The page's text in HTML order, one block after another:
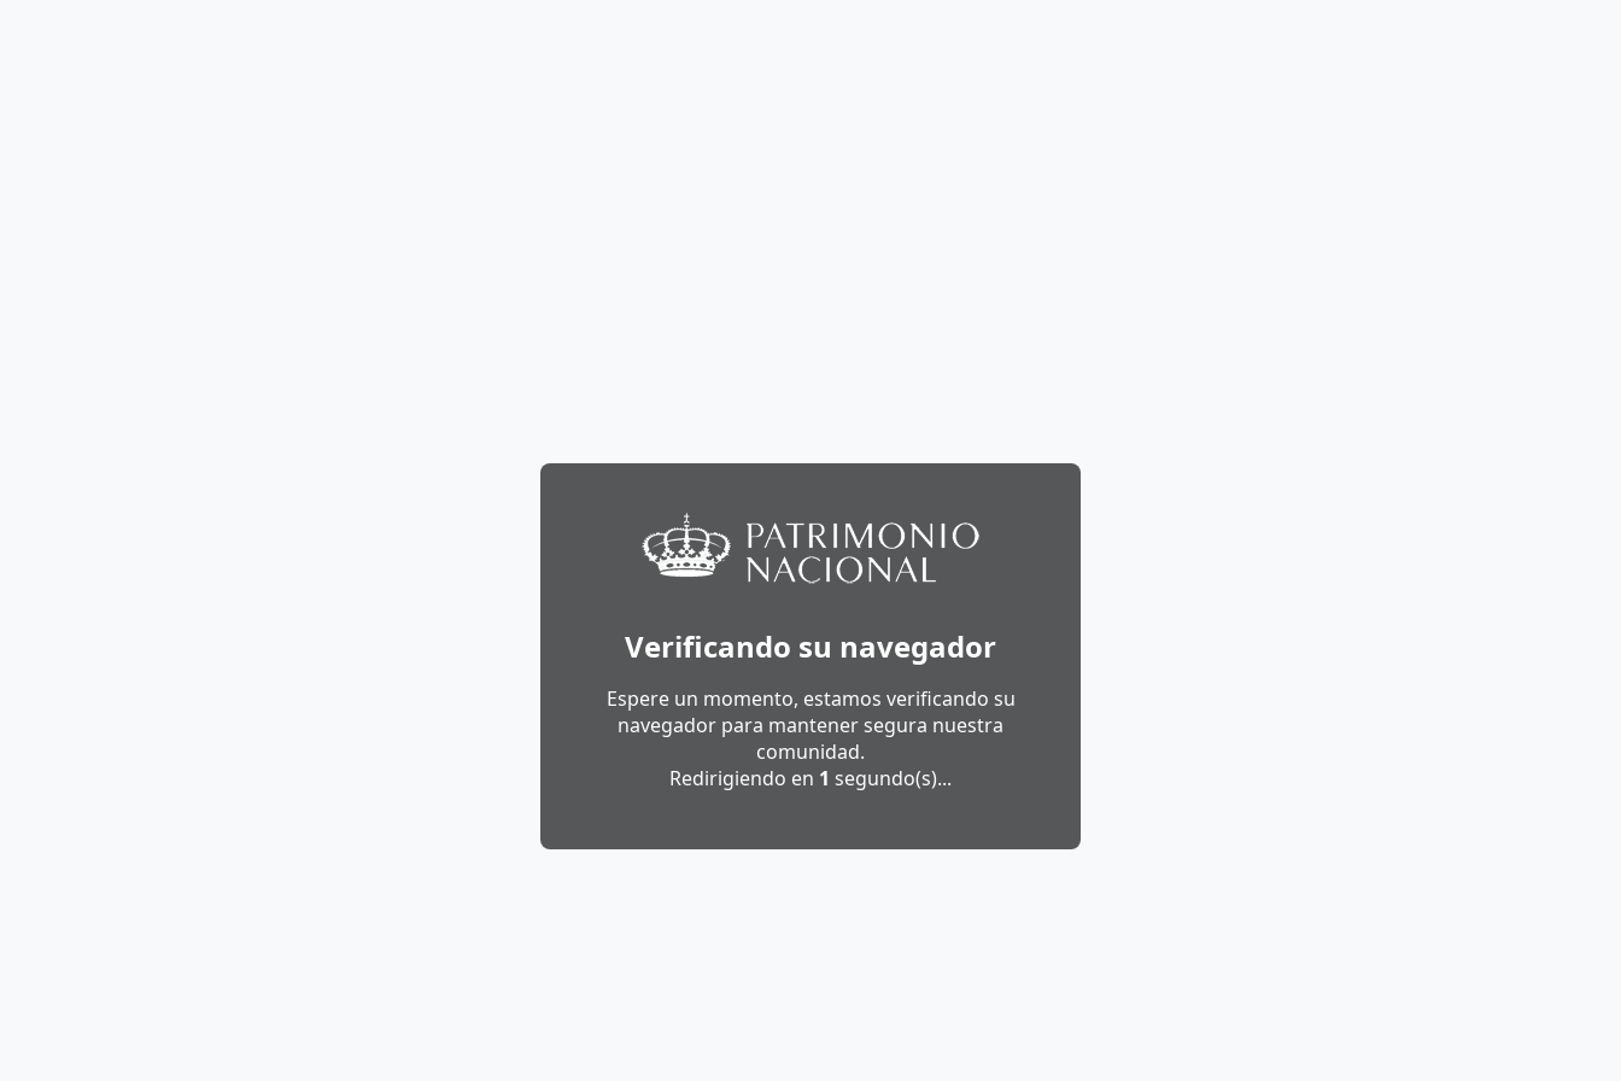
Verificando su navegador
Espere un momento, estamos verificando su
navegador para mantener segura nuestra
comunidad.
Redirigiendo en 1 segundo(s)...